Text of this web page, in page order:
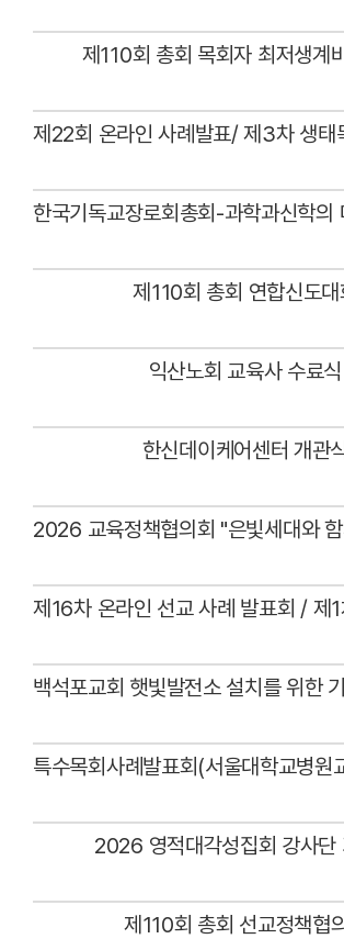
# 첨부 16.16단체사진_1.jpeg
제110회 총회 목회자 최저생계
제110회 총회 연합신도대
익산노회 교육사 수료식
한신데이케어센터 개관
2026 영적대각성집회 강사단
제110회 총회 선교정책협